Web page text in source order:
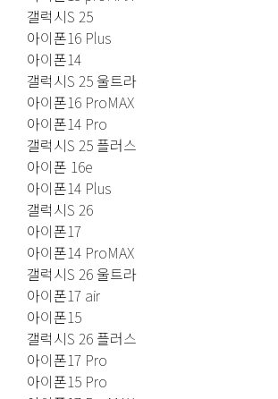
갤럭시S 25
아이폰16 Plus
아이폰14
갤럭시S 25 울트라
아이폰16 ProMAX
아이폰14 Pro
갤럭시S 25 플러스
아이폰 16e
아이폰14 Plus
갤럭시S 26
아이폰17
아이폰14 ProMAX
갤럭시S 26 울트라
아이폰17 air
아이폰15
갤럭시S 26 플러스
아이폰17 Pro
아이폰15 Pro